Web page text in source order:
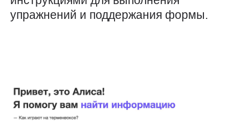
упражнений и поддержания формы.